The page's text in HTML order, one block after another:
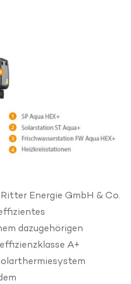
Ritter Energie GmbH & Co.
dazugehörigen
A+